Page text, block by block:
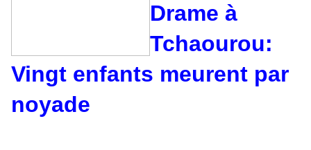
Drame à
Tchaourou:
Vingt enfants meurent par
noyade